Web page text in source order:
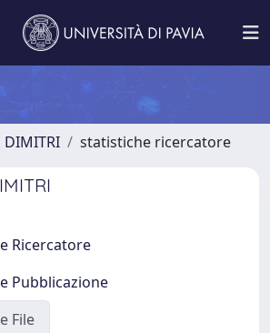
DIMITRI statistiche ricercatore
Ricercatore
Pubblicazione
File